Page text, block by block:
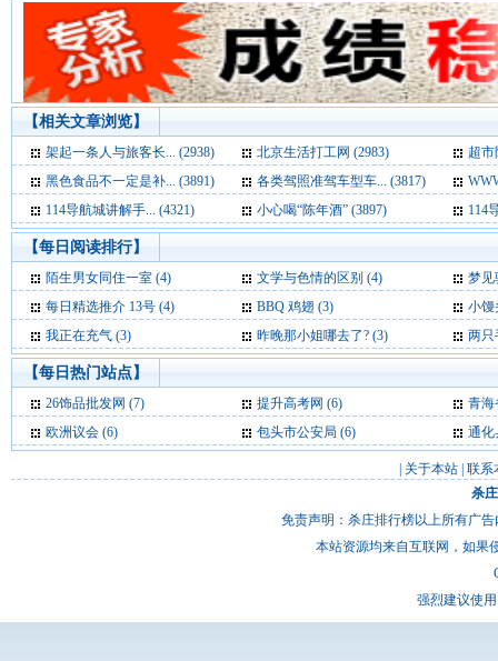
【相关文章浏览】
架起一条人与旅客长... (2938) 北京生活打工网 (2983)
超市
黑色食品不一定是补... (3891)
各类驾照准驾车型车... (3817)
114导航城讲解手... (4321)
小心喝“陈年酒” (3897) 114
【每日阅读排行】
陌生男女同住一室 (4) 文学与色情的区别 (4)
梦见驴
每日精选推介 13号 (4)
BBQ 鸡翅 (3)
小馒
我正在充气 (3)
昨晚那小姐哪去了? (3) 两只
【每日热门站点】
26饰品批发网 (7) 提升高考网 (6)
青海
欧洲议会 (6) 包头市公安局 (6) 通化
关于本站 联系
杀
免责声明：杀庄排行榜以上所有广
本站资源均来自互联网，如果
强烈建议使